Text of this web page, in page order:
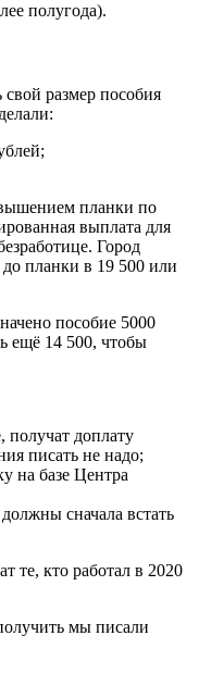
полугода).
размер пособия
планки по
выплата для
Город
до планки в 19 500 или
пособие 5000
ещё 14 500, чтобы
получат доплату
писать не надо;
на базе Центра
сначала встать
те, кто работал в 2020
мы писали